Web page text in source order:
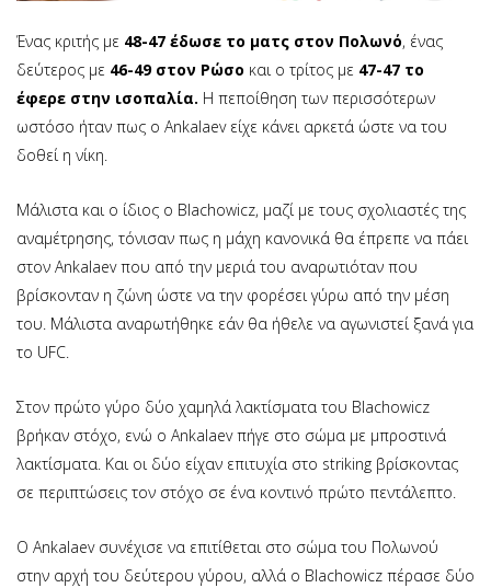
Ένας κριτής με 48-47 έδωσε το ματς στον Πολωνό, ένας
δεύτερος με 46-49 στον Ρώσο και ο τρίτος με 47-47 το
έφερε στην ισοπαλία. Η πεποίθηση των περισσότερων
ωστόσο ήταν πως ο Ankalaev είχε κάνει αρκετά ώστε να του
δοθεί η νίκη.
Μάλιστα και ο ίδιος ο Blachowicz, μαζί με τους σχολιαστές της
αναμέτρησης, τόνισαν πως η μάχη κανονικά θα έπρεπε να πάει
στον Ankalaev που από την μεριά του αναρωτιόταν που
βρίσκονταν η ζώνη ώστε να την φορέσει γύρω από την μέση
του. Μάλιστα αναρωτήθηκε εάν θα ήθελε να αγωνιστεί ξανά για
το UFC.
Στον πρώτο γύρο δύο χαμηλά λακτίσματα του Blachowicz
βρήκαν στόχο, ενώ ο Ankalaev πήγε στο σώμα με μπροστινά
λακτίσματα. Και οι δύο είχαν επιτυχία στο striking βρίσκοντας
σε περιπτώσεις τον στόχο σε ένα κοντινό πρώτο πεντάλεπτο.
Ο Ankalaev συνέχισε να επιτίθεται στο σώμα του Πολωνού
στην αρχή του δεύτερου γύρου, αλλά ο Blachowicz πέρασε δύο